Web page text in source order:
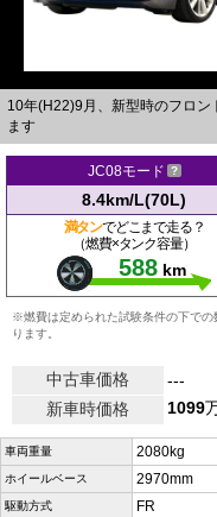
10年(H22)9月、新型時のフロン
ます
JC08モード
8.4km/L(70L)
満タンでどこまで走る？
（燃費×タンク容量）
588 km
※燃費は定められた試験条件の下での
ります。
中古車価格
---
新車時価格
1099
車両重量 2080kg
ホイールベース 2970mm
駆動方式 FR